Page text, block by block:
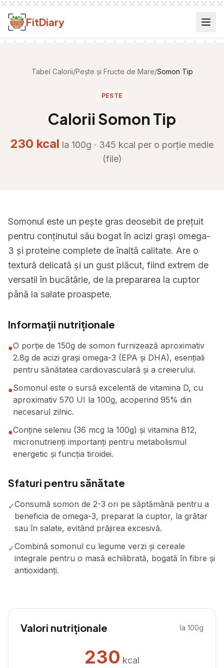
Salt la conținut
FitDiary
Tabel Calorii/Pește și Fructe de Mare/Somon Tip
PESTE
Calorii Somon Tip
230 kcal la 100g · 345 kcal per o porție medie
(file)
Somonul este un pește gras deosebit de prețuit
pentru conținutul său bogat în acizi grași omega-
3 și proteine complete de înaltă calitate. Are o
textură delicată și un gust plăcut, fiind extrem de
versatil în bucătărie, de la prepararea la cuptor
până la salate proaspete.
Informații nutriționale
●O porție de 150g de somon furnizează aproximativ
2.8g de acizi grași omega-3 (EPA și DHA), esențiali
pentru sănătatea cardiovasculară și a creierului.
●Somonul este o sursă excelentă de vitamina D, cu
aproximativ 570 UI la 100g, acoperind 95% din
necesarul zilnic.
●Conține seleniu (36 mcg la 100g) și vitamina B12,
micronutrienți importanți pentru metabolismul
energetic și funcția tiroidei.
Sfaturi pentru sănătate
✓Consumă somon de 2-3 ori pe săptămână pentru a
beneficia de omega-3, preparat la cuptor, la grătar
sau în salate, evitând prăjirea excesivă.
✓Combină somonul cu legume verzi și cereale
integrale pentru o masă echilibrată, bogată în fibre și
antioxidanți.
Valori nutriționale la 100g
230 kcal